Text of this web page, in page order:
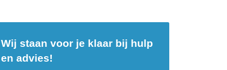
Wij staan voor je klaar bij hulp
en advies!